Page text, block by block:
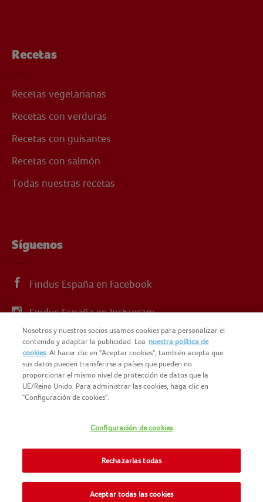
Recetas
Recetas vegetarianas
Recetas con verduras
Recetas con guisantes
Recetas con salmón
Todas nuestras recetas
Síguenos
Findus España en Facebook
Findus España en Instagram
Findus España en X
POLÍTICA DE PRIVACIDAD
MAPA DEL SITIO
TÉRMINOS Y CONDICIONES
FINDUS FOOD SERVICES
COOKIES
CONTACTO
Nosotros y nuestros socios usamos cookies para personalizar el
contenido y adaptar la publicidad. Lea nuestra política de
cookies. Al hacer clic en "Aceptar cookies", también acepta que
sus datos pueden transferirse a países que pueden no
proporcionar el mismo nivel de protección de datos que la
UE/Reino Unido. Para administrar las cookies, haga clic en
"Configuración de cookies".
Configuración de cookies
Rechazarlas todas
Aceptar todas las cookies